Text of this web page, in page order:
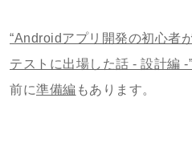
“Androidアプリ開発の初心者
テストに出場した話 - 設計編 -”
前に準備編 もあります。